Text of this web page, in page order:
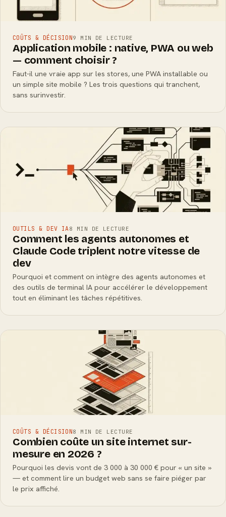
COÛTS & DÉCISION9 MIN DE LECTURE
Application mobile : native, PWA ou web
— comment choisir ?
Faut-il une vraie app sur les stores, une PWA installable ou
un simple site mobile ? Les trois questions qui tranchent,
sans surinvestir.
OUTILS & DEV IA8 MIN DE LECTURE
Comment les agents autonomes et
Claude Code triplent notre vitesse de
dev
Pourquoi et comment on intègre des agents autonomes et
des outils de terminal IA pour accélérer le développement
tout en éliminant les tâches répétitives.
COÛTS & DÉCISION8 MIN DE LECTURE
Combien coûte un site internet sur-
mesure en 2026 ?
Pourquoi les devis vont de 3 000 à 30 000 € pour « un site »
— et comment lire un budget web sans se faire piéger par
le prix affiché.